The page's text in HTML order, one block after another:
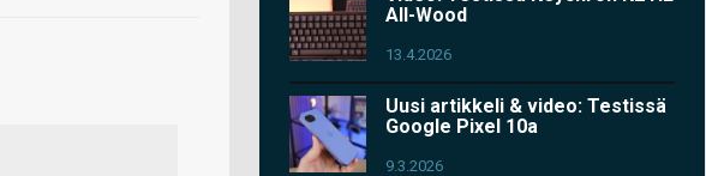
All-Wood
13.4.2026
Uusi artikkeli & video: Testissä
Google Pixel 10a
9.3.2026